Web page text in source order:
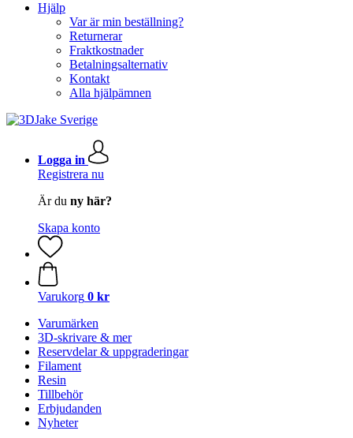
Hjälp
Var är min beställning?
Returnerar
Fraktkostnader
Betalningsalternativ
Kontakt
Alla hjälpämnen
Logga in
Registrera nu
Är du ny här?
Skapa konto
Varukorg 0 kr
Varumärken
3D-skrivare & mer
Reservdelar & uppgraderingar
Filament
Resin
Tillbehör
Erbjudanden
Nyheter